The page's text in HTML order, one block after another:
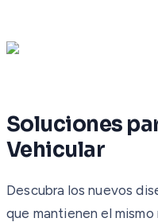
Soluciones
Vehicular
Descubra los nuevos
que mantienen el